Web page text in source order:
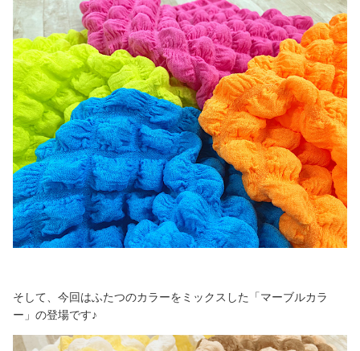
そして、今回はふたつのカラーをミックスした「マーブルカラ
ー」の登場です♪